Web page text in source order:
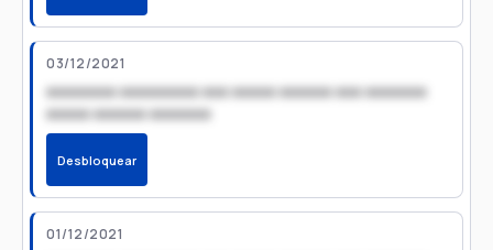
03/12/2021
xxxxxxxx xxxxxxxxx xxx xxxxx xxxxxx xxx xxxxxxx
xxxxx xxxxxx xxxxxxx
Desbloquear
01/12/2021